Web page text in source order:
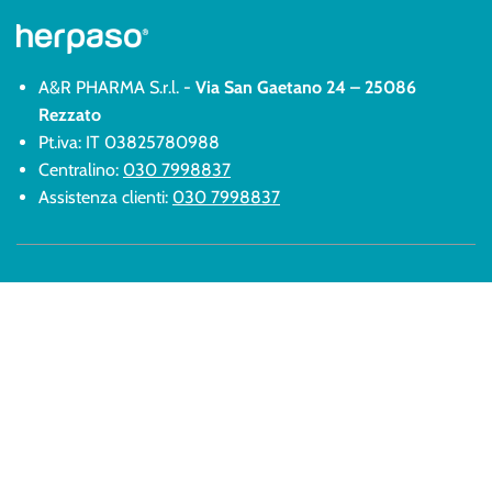
A&R PHARMA S.r.l. - Via San Gaetano 24 – 25086
Rezzato
Pt.iva: IT 03825780988
Centralino: 030 7998837
Assistenza clienti: 030 7998837